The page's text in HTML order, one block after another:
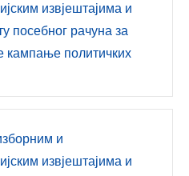
извјештајима и
посебног рачуна за
политичких
и
извјештајима и